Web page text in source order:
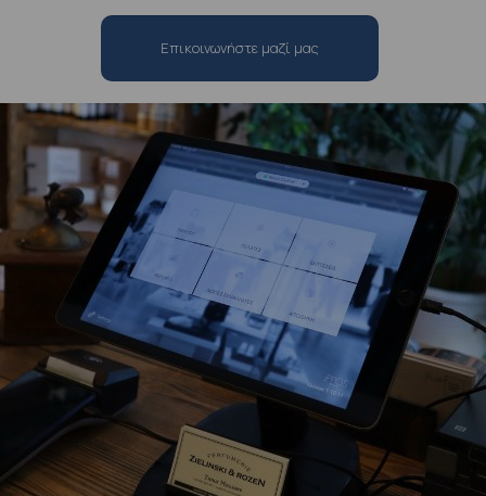
Επικοινωνήστε μαζί μας